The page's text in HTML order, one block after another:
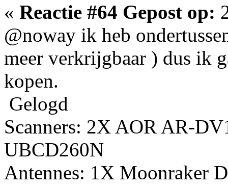
« Reactie #64 Gepost op:
@noway ik heb
meer verkrijgbaar ) dus ik
kopen.
Gelogd
Scanners: 2X AOR AR-
UBCD260N
Antennes: 1X Moonraker